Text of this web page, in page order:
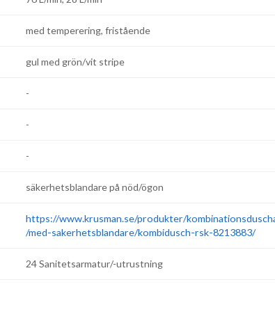
med temperering, fristående
gul med grön/vit stripe
-
-
-
säkerhetsblandare på nöd/ögon
https://www.krusman.se/produkter/
/med-sakerhetsblandare/kombidusch-rsk-8213883/
24 Sanitetsarmatur/-utrustning